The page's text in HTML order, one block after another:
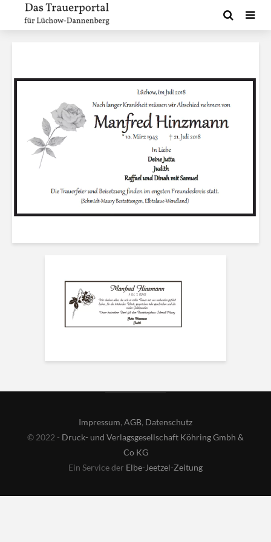
Impressum, AGB, Datenschutz
© 2022 - Druck- und Verlagsgesellschaft Köhring Gmbh &
Co KG
Ein Service der Elbe-Jeetzel-Zeitung